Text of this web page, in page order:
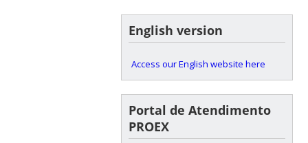
English version
Access our English website here
Portal de Atendimento
PROEX